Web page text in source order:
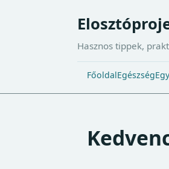
Hasznos tippek,
FőoldalEgészség